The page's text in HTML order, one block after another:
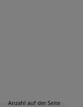
Anzahl auf der Seite